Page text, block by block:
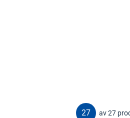
27 av 27